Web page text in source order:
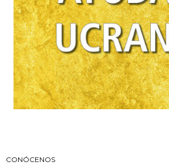
CONÓCENOS